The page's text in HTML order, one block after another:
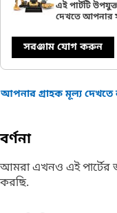
এই পার্টটি
দেখতে আপনার
সরঞ্জাম যোগ করুন
আপনার গ্রাহক মূল্য
বর্ণনা
আমরা এখনও এই
করছি.